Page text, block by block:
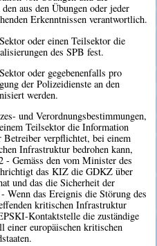
aus den Übungen oder jeder
Erkenntnissen verantwortlich.
oder einen Teilsektor die
des SPB fest.
oder gegebenenfalls pro
der Polizeidienste an den
werden.
und Verordnungsbestimmungen,
Teilsektor die Information
verpflichtet, bei einem
Infrastruktur bedrohen kann,
Gemäss den vom Minister des
das KIZ die GDKZ über
und das die Sicherheit der
Wenn das Ereignis die Störung des
kritischen Infrastruktur
Kontaktstelle die zuständige
einer europäischen kritischen